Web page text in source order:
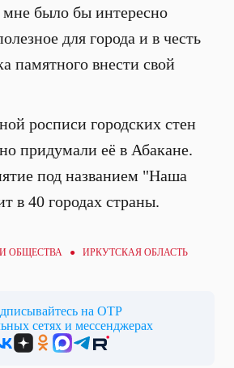
мне было бы интересно
для города и в честь
памятного внести свой
росписи городских стен
придумали её в Абакане.
под названием "Наша
в 40 городах страны.
ОБЩЕСТВА ● ИРКУТСКАЯ ОБЛАСТЬ
на ОТР
сетях и мессенджерах